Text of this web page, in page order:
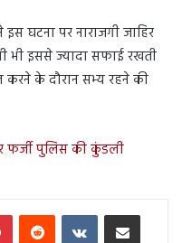
घटना पर नाराजगी जाहिर
भी इससे ज्यादा सफाई रखती
के दौरान सभ्य रहने की
फर्जी पुलिस की कुंडली
PinterestReddit VKontakteShare via Email